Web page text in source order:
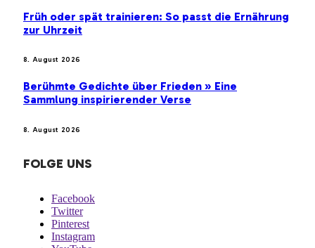
Früh oder spät trainieren: So passt die Ernährung
zur Uhrzeit
8. August 2026
Berühmte Gedichte über Frieden » Eine
Sammlung inspirierender Verse
8. August 2026
FOLGE UNS
Facebook
Twitter
Pinterest
Instagram